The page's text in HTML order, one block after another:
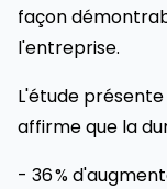
façon
l'entreprise.
L'étude
affirme que la
- 36 %